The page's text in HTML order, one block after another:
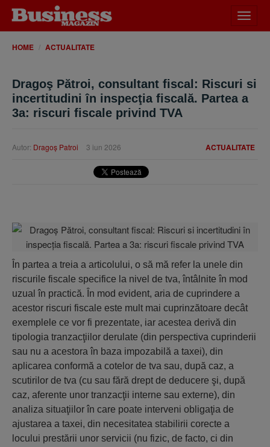
meniu
HOME ACTUALITATE
Dragoş Pătroi, consultant fiscal: Riscuri si
incertitudini în inspecţia fiscală. Partea a
3a: riscuri fiscale privind TVA
ACTUALITATE
Autor: Dragoş Patroi 3 iun 2026
În partea a treia a articolului, o să mă refer la unele din
riscurile fiscale specifice la nivel de tva, întâlnite în mod
uzual în practică. În mod evident, aria de cuprindere a
acestor riscuri fiscale este mult mai cuprinzătoare decât
exemplele ce vor fi prezentate, iar acestea derivă din
tipologia tranzacţiilor derulate (din perspectiva cuprinderii
sau nu a acestora în baza impozabilă a taxei), din
aplicarea conformă a cotelor de tva sau, după caz, a
scutirilor de tva (cu sau fără drept de deducere şi, după
caz, aferente unor tranzacţii interne sau externe), din
analiza situaţiilor în care poate interveni obligaţia de
ajustarea a taxei, din necesitatea stabilirii corecte a
locului prestării unor servicii (nu fizic, de facto, ci din